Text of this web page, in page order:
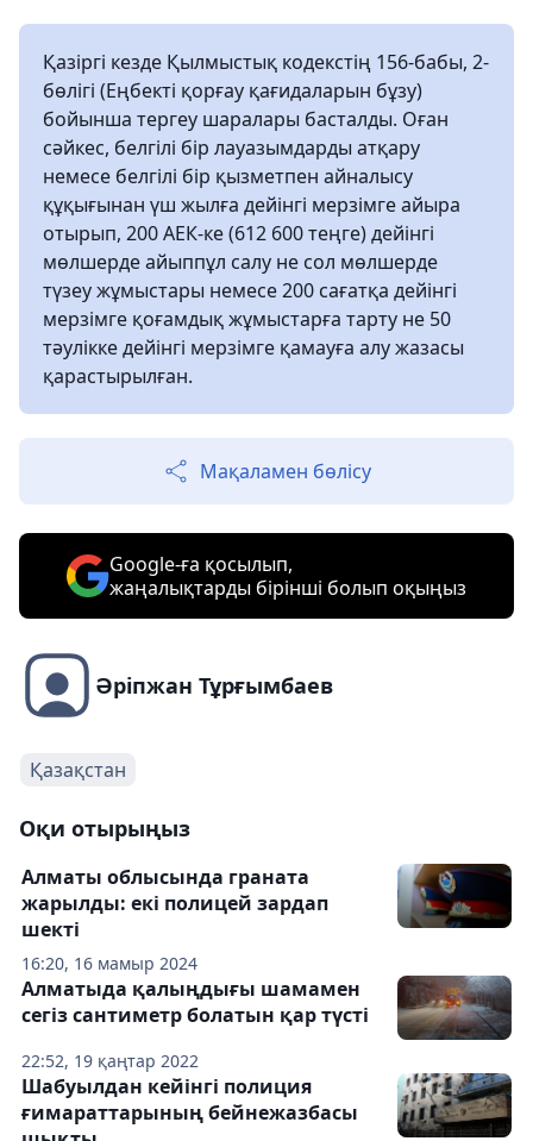
Қазіргі кезде Қылмыстық кодекстің 156-бабы, 2-
бөлігі (Еңбектi қорғау қағидаларын бұзу)
бойынша тергеу шаралары басталды. Оған
сәйкес, белгiлi бiр лауазымдарды атқару
немесе белгiлi бiр қызметпен айналысу
құқығынан үш жылға дейiнгi мерзiмге айыра
отырып, 200 АЕК-ке (612 600 теңге) дейiнгi
мөлшерде айыппұл салу не сол мөлшерде
түзеу жұмыстары немесе 200 сағатқа дейiнгi
мерзiмге қоғамдық жұмыстарға тарту не 50
тәулікке дейінгі мерзімге қамауға алу жазасы
қарастырылған.
Мақаламен бөлісу
Google-ға қосылып,
жаңалықтарды бірінші болып оқыңыз
Әріпжан Тұрғымбаев
Қазақстан
Оқи отырыңыз
16:20, 16 мамыр 2024
Алматы облысында граната
жарылды: екі полицей зардап
шекті
22:52, 19 қаңтар 2022
Алматыда қалыңдығы шамамен
сегіз сантиметр болатын қар түсті
Шабуылдан кейінгі полиция
ғимараттарының бейнежазбасы